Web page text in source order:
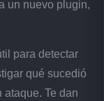
un nuevo plugin,
para detectar
qué sucedió
ataque. Te dan